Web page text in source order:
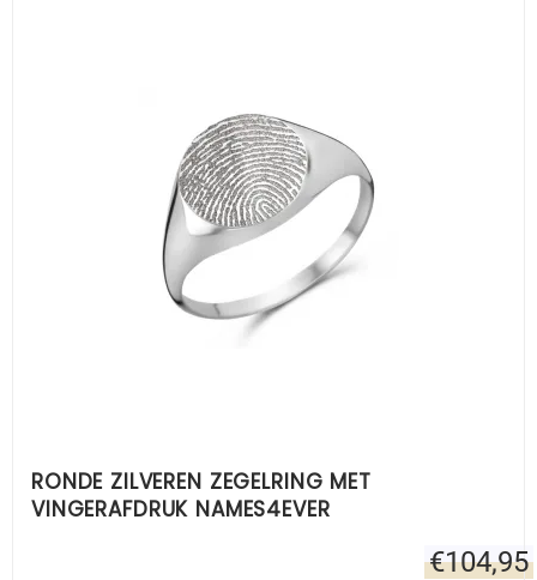
RONDE ZILVEREN ZEGELRING MET
VINGERAFDRUK NAMES4EVER
€104,95